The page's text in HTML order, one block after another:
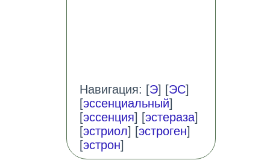
Навигация: [Э] [ЭС]
[эссенциальный]
[эссенция] [эстераза]
[эстриол] [эстроген]
[эстрон]